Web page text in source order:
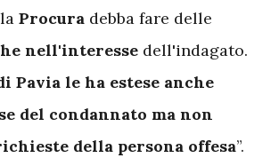
Procura debba fare delle
nell'interesse dell'indagato.
Pavia le ha estese anche
del condannato ma non
della persona offesa”.